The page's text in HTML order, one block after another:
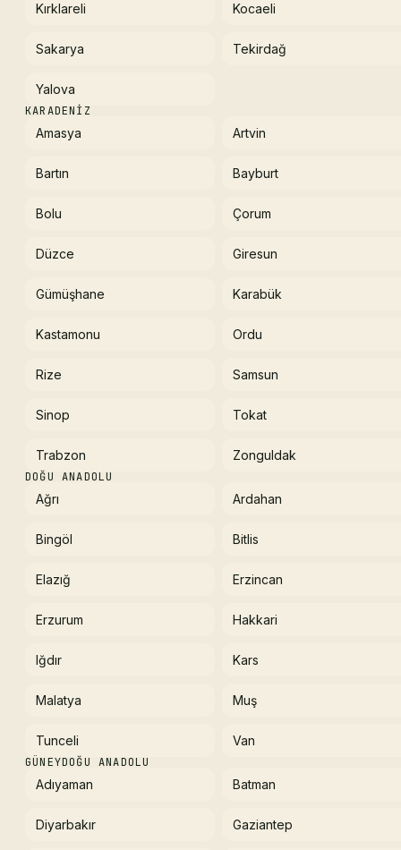
Kırklareli Kocaeli
Sakarya Tekirdağ
Yalova
KARADENIZ
Amasya Artvin
Bartın Bayburt
Bolu Çorum
Düzce Giresun
Gümüşhane Karabük
Kastamonu Ordu
Rize Samsun
Sinop Tokat
Trabzon Zonguldak
DOĞU ANADOLU
Ağrı Ardahan
Bingöl Bitlis
Elazığ Erzincan
Erzurum Hakkari
Iğdır Kars
Malatya Muş
Tunceli Van
GÜNEYDOĞU ANADOLU
Adıyaman Batman
Diyarbakır Gaziantep